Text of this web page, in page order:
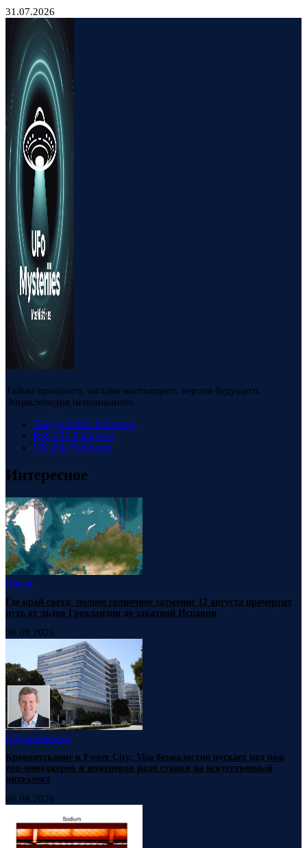
31.07.2026
Тайны прошлого, загадки настоящего, версии будущего.
Энциклопедия непознанного.
Telegram 88k Followers
RSS 23k Followers
VK 23k Followers
Интересное
Наука
Где край света: полное солнечное затмение 12 августа прочертит
путь от льдов Гренландии до закатной Испании
06.08.2026
НаукаНовости
Кровопускание в Foster City: Visa безжалостно пускает под нож
топ-менеджеров и инженеров ради ставки на искусственный
интеллект
06.08.2026